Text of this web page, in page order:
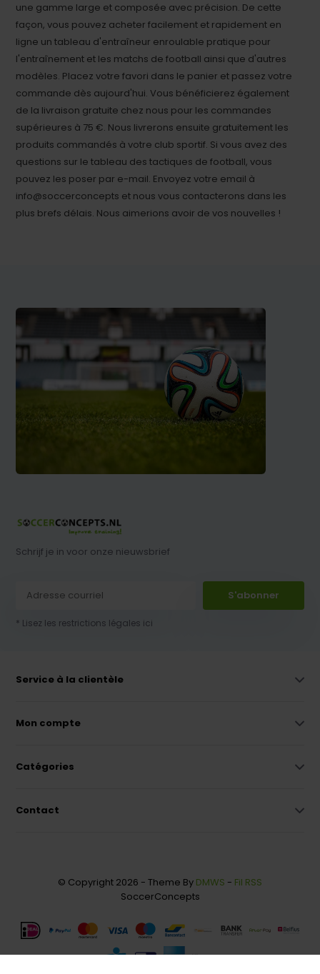
une gamme large et composée avec précision. De cette
façon, vous pouvez acheter facilement et rapidement en
ligne un tableau d'entraîneur enroulable pratique pour
l'entraînement et les matchs de football ainsi que d'autres
modèles. Placez votre favori dans le panier et passez votre
commande dès aujourd'hui. Vous bénéficierez également
de la livraison gratuite chez nous pour les commandes
supérieures à 75 €. Nous livrerons ensuite gratuitement les
produits commandés à votre club sportif. Si vous avez des
questions sur le tableau des tactiques de football, vous
pouvez les poser par e-mail. Envoyez votre email à
info@soccerconcepts et nous vous contacterons dans les
plus brefs délais. Nous aimerions avoir de vos nouvelles !
Schrijf je in voor onze nieuwsbrief
S'abonner
* Lisez les restrictions légales ici
Service à la clientèle
Mon compte
Catégories
Contact
© Copyright 2026 - Theme By DMWS - Fil RSS
SoccerConcepts